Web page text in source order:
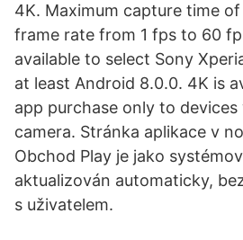
4K. Maximum capture time
frame rate from 1 fps to 60
available to select Sony
at least Android 8.0.0. 4K is
app purchase only to
camera. Stránka aplikace v
Obchod Play je jako
aktualizován automaticky,
s uživatelem.